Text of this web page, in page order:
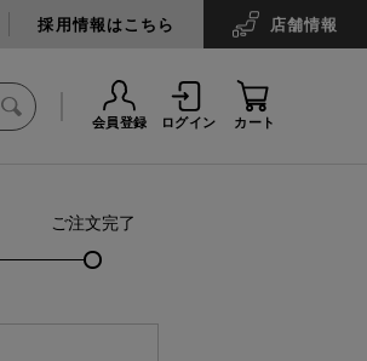
採用情報はこちら 店舗情報
会員登録 ログイン カート
ご注文完了